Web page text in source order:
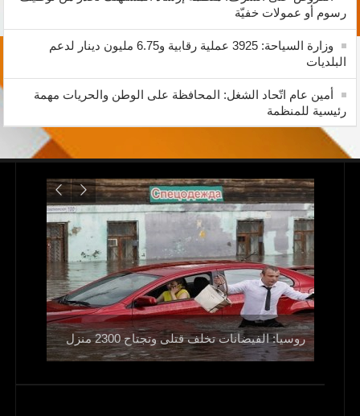
رسوم أو عمولات خفيّة
وزارة السياحة: 3925 عملية رقابية و6.75 مليون دينار لدعم
البلديات
أمين عام اتّحاد الشغل: المحافظة على الوطن والحريات مهمة
رئيسية للمنظمة
روسيا: الفيضانات تخلف قتلى وتجتاح 2300 منزل